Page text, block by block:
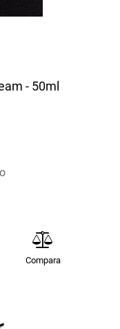
- 50ml
Compara